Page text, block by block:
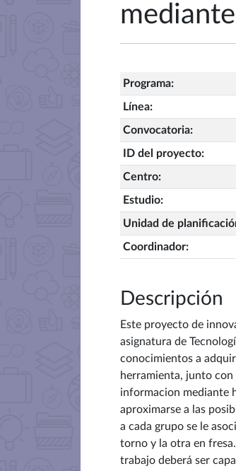
Programa:
Línea:
Convocatoria:
ID del proyecto:
Centro:
Estudio:
Unidad de
Coordinador:
Descripción
Este proyecto de
asignatura de
conocimientos a
herramienta, junto
informacion mediante
aproximarse a las
a cada grupo se le
torno y la otra en
trabajo deberá ser